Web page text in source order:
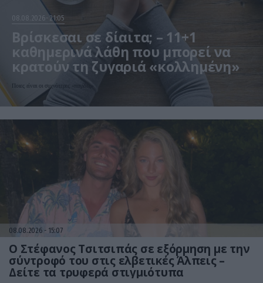
08.08.2026 21:05
Βρίσκεσαι σε δίαιτα; – 11+1
καθημερινά λάθη που μπορεί να
κρατούν τη ζυγαριά «κολλημένη»
Ποιες είναι οι συχνότερες «παγίδες»
08.08.2026 15:07
Ο Στέφανος Τσιτσιπάς σε εξόρμηση με την
σύντροφό του στις ελβετικές Άλπεις –
Δείτε τα τρυφερά στιγμιότυπα